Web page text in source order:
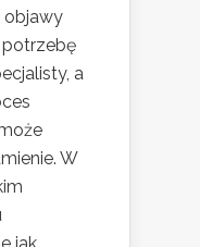
objawy
a
W
jak